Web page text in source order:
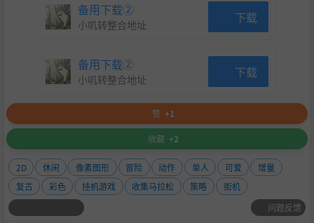
备用下载②
小叽转整合地址 下载
备用下载②
小叽转整合地址 下载
赞 +1
收藏 +2
2D 休闲 像素图形 冒险 动作 单人 可爱
增量
复古
彩色 挂机游戏 收集马拉松 策略
街机
问题反馈